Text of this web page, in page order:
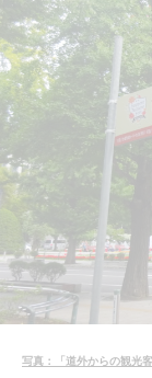
写真：「道外からの観光